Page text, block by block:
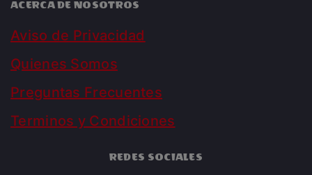
ACERCA DE NOSOTROS
Aviso de Privacidad
Quienes Somos
Preguntas Frecuentes
Terminos y Condiciones
REDES SOCIALES